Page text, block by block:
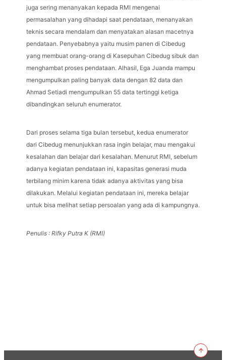
juga sering menanyakan kepada RMI mengenai
permasalahan yang dihadapi saat pendataan, menanyakan
teknis secara mendalam dan menyatakan alasan macetnya
pendataan. Penyebabnya yaitu musim panen di Cibedug
yang membuat orang-orang di Kasepuhan Cibedug sibuk dan
menghambat proses pendataan. Alhasil, Ega Juanda mampu
mengumpulkan paling banyak data dengan 82 data dan
Ahmad Setiadi mengumpulkan 55 data tertinggi ketiga
dibandingkan seluruh enumerator.
Dari proses selama tiga bulan tersebut, kedua enumerator
dari Cibedug menunjukkan rasa ingin belajar, mau mengakui
kesalahan dan belajar dari kesalahan. Menurut RMI, sebelum
adanya kegiatan pendataan ini, kapasitas generasi muda
terbilang minim karena tidak adanya aktivitas yang bisa
dilakukan. Melalui kegiatan pendataan ini, mereka belajar
untuk bisa melihat setiap persoalan yang ada di kampungnya.
Penulis : Rifky Putra K (RMI)